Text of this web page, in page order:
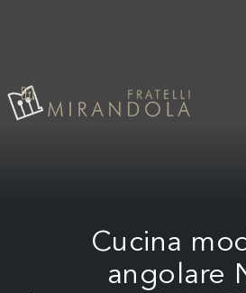
Cucina
angolare